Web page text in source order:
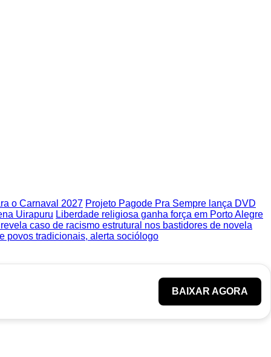
o Carnaval 2027 Projeto Pagode Pra Sempre lança DVD
Uirapuru Liberdade religiosa ganha força em Porto Alegre
caso de racismo estrutural nos bastidores de novela
povos tradicionais, alerta sociólogo
BAIXAR AGORA